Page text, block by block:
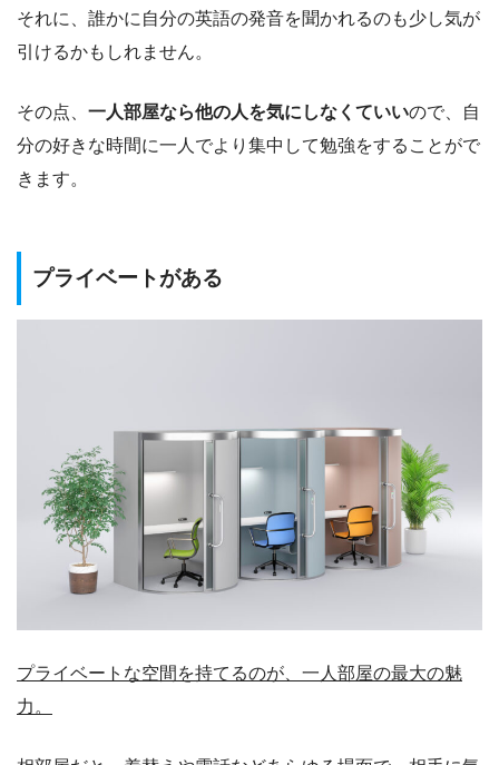
それに、誰かに自分の英語の発音を聞かれるのも少し気が
引けるかもしれません。
その点、 一人部屋なら他の人を気にしなくていいので、自
分の好きな時間に一人でより集中して勉強をすることがで
きます。
プライベートがある
プライベートな空間を持てるのが、一人部屋の最大の魅
力。